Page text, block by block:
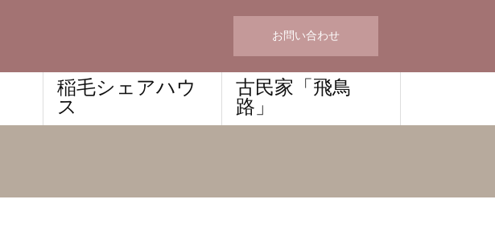
お問い合わせ
稲毛シェアハウ
ス
古民家「飛鳥
路」